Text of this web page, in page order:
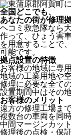
全国どこでも、
あなたの街が修理
ヘコミ救急隊なら
作って、ひょう害
を用意することで
可能です。
拠点設置の特徴
お客様の地域に専
地域の工業用地や
修理に必要な全て
設置期間中はその
お客様のメリット
遠方の修理工場ま
複数台の車両を同
中間マージンカッ
修理後の点検・保